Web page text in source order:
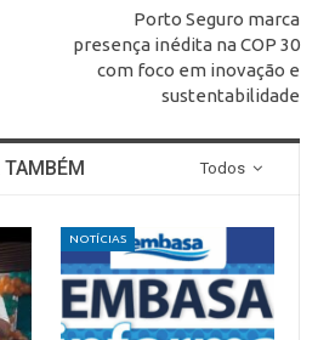
Porto Seguro marca
presença inédita na COP 30
com foco em inovação e
sustentabilidade
Todos
TAMBÉM
NOTÍCIAS